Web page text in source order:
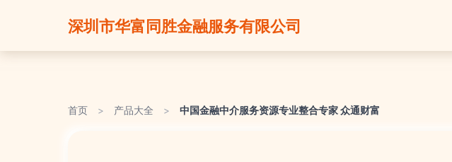
深圳市华富同胜金融服务有限公司
首页 > 产品大全 > 中国金融中介服务资源专业整合专家 众通财富